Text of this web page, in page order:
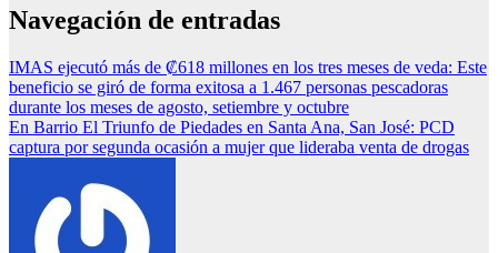
Navegación de entradas
IMAS ejecutó más de ₡618 millones en los tres meses de veda: Este
beneficio se giró de forma exitosa a 1.467 personas pescadoras
durante los meses de agosto, setiembre y octubre
En Barrio El Triunfo de Piedades en Santa Ana, San José: PCD
captura por segunda ocasión a mujer que lideraba venta de drogas